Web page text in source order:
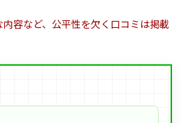
容など、公平性を欠く口コミは掲載